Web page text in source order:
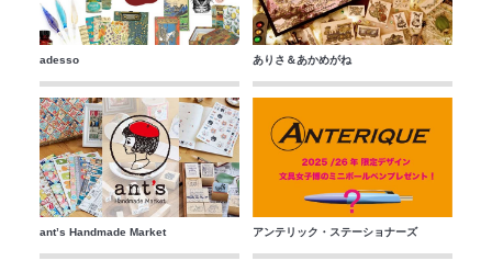
adesso ありさ＆あかめがね
ant’s Handmade Market アンテリック・ステーショナーズ